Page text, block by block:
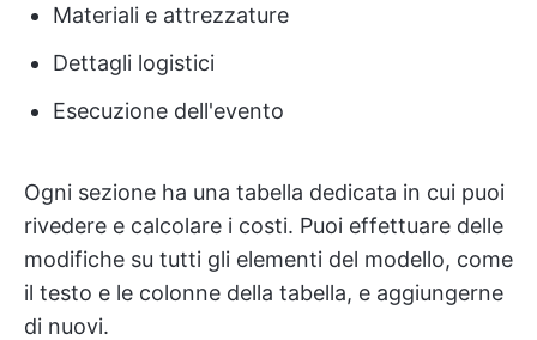
Materiali e attrezzature
Dettagli logistici
Esecuzione dell'evento
Ogni sezione ha una tabella dedicata in cui puoi
rivedere e calcolare i costi. Puoi effettuare delle
modifiche su tutti gli elementi del modello, come
il testo e le colonne della tabella, e aggiungerne
di nuovi.